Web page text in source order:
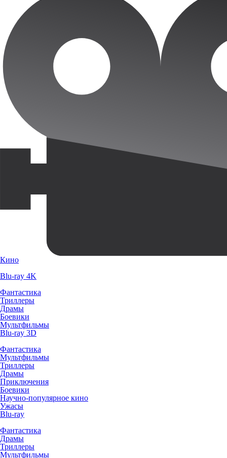
Кино
Blu-ray 4K
Фантастика
Триллеры
Драмы
Боевики
Мультфильмы
Blu-ray 3D
Фантастика
Мультфильмы
Триллеры
Драмы
Приключения
Боевики
Научно-популярное кино
Ужасы
Blu-ray
Фантастика
Драмы
Триллеры
Мультфильмы